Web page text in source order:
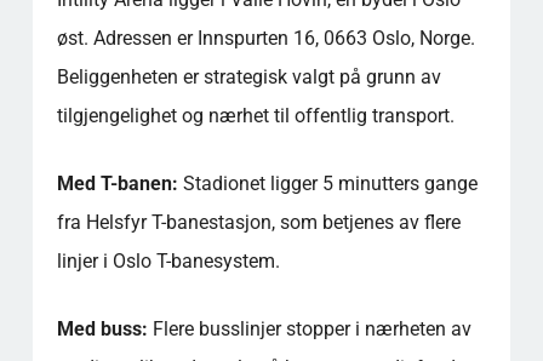
øst. Adressen er Innspurten 16, 0663 Oslo, Norge.
Beliggenheten er strategisk valgt på grunn av
tilgjengelighet og nærhet til offentlig transport.
Med T-banen: Stadionet ligger 5 minutters gange
fra Helsfyr T-banestasjon, som betjenes av flere
linjer i Oslo T-banesystem.
Med buss: Flere busslinjer stopper i nærheten av